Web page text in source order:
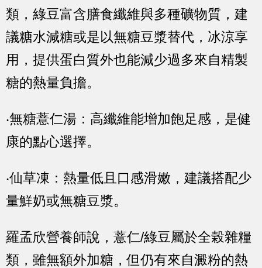
類，綠豆富含膳食纖維與多種礦物質，建
議糖水減糖或是以無糖豆漿替代，冰涼享
用，提供蛋白質外也能減少過多來自精製
糖的熱量負擔。
‧無糖薏仁湯：高纖維能增加飽足感，是健
康的點心選擇。
‧仙草凍：熱量低且口感滑嫩，建議搭配少
量鮮奶或無糖豆漿。
羅孟欣營養師說，薏仁/綠豆屬於全榖雜糧
類，雖無額外加糖，但仍有來自澱粉的熱